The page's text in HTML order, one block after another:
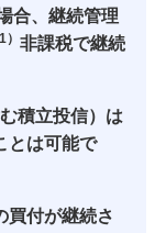
合、継続管理
） 非課税で継続
積立投信）は
とは可能で
買付が継続さ